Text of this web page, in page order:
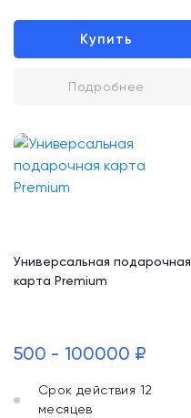
Купить
Подробнее
Универсальная подарочная
карта Premium
500 - 100000 ₽
Срок действия 12
месяцев